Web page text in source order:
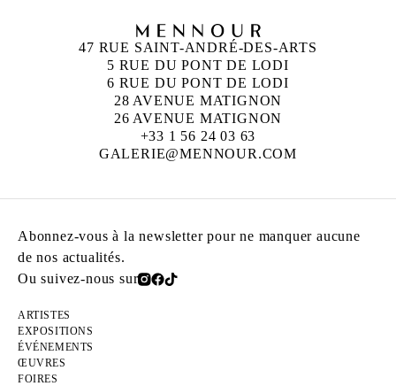
47 RUE SAINT-ANDRÉ-DES-ARTS
5 RUE DU PONT DE LODI
6 RUE DU PONT DE LODI
28 AVENUE MATIGNON
26 AVENUE MATIGNON
+33 1 56 24 03 63
GALERIE@MENNOUR.COM
Abonnez-vous à la newsletter pour ne manquer aucune
de nos actualités.
Ou suivez-nous sur
ARTISTES
EXPOSITIONS
ÉVÉNEMENTS
ŒUVRES
FOIRES